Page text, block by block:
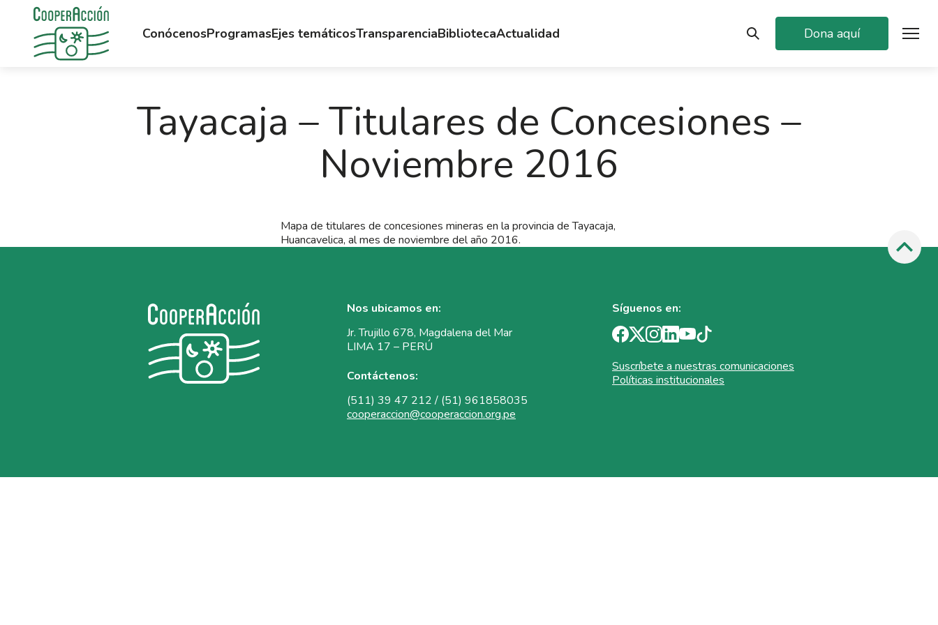
ConócenosProgramasEjes temáticosTransparenciaBibliotecaActualidad Dona aquí
Tayacaja – Titulares de Concesiones –
Noviembre 2016
Mapa de titulares de concesiones mineras en la provincia de Tayacaja,
Huancavelica, al mes de noviembre del año 2016.
Nos ubicamos en:
Jr. Trujillo 678, Magdalena del Mar
LIMA 17 – PERÚ
Contáctenos:
(511) 39 47 212 / (51) 961858035
cooperaccion@cooperaccion.org.pe
Síguenos en:
Suscríbete a nuestras comunicaciones
Políticas institucionales